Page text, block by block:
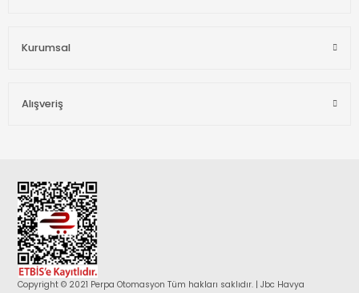
Kurumsal
Alışveriş
Copyright © 2021 Perpa Otomasyon Tüm hakları saklıdır. | Jbc Havya